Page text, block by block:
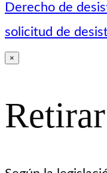
Derecho de
solicitud de
×